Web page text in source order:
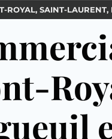
ROYAL, SAINT-